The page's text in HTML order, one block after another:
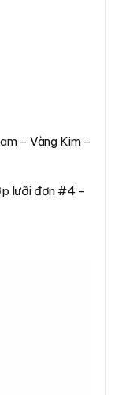
– Vàng Kim –
lưỡi đơn #4 –